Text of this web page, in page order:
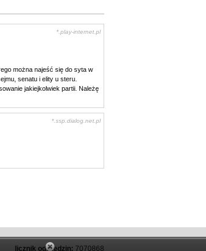
*.play-internet.pl
można najeść się do syta w
senatu i elity u steru.
jakiejkolwiek partii. Należę
*.ssp.dialog.net.pl
licznik odwiedzin: 7070868